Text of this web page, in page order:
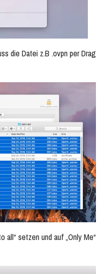
die Datei z.B .ovpn per Drag
all“ setzen und auf „Only Me“